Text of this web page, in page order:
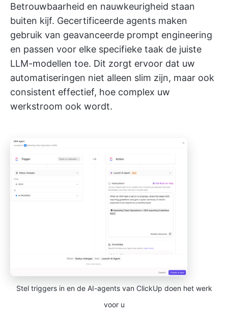
Betrouwbaarheid en nauwkeurigheid staan
buiten kijf. Gecertificeerde agents maken
gebruik van geavanceerde prompt engineering
en passen voor elke specifieke taak de juiste
LLM-modellen toe. Dit zorgt ervoor dat uw
automatiseringen niet alleen slim zijn, maar ook
consistent effectief, hoe complex uw
werkstroom ook wordt.
Stel triggers in en de AI-agents van ClickUp doen het werk
voor u